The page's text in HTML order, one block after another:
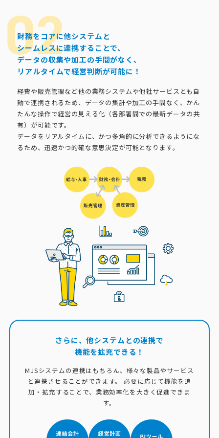
財務をコアに他システムと
シームレスに連携することで、
データの収集や加工の手間がなく、
リアルタイムで経営判断が可能に！
経費や販売管理など他の業務システムや他社サービスとも自
動で連携されるため、データの集計や加工の手間なく、かん
たんな操作で経営の見える化（各部署間での最新データの共
有）が可能です。
データをリアルタイムに、かつ多角的に分析できるようにな
るため、迅速かつ的確な意思決定が可能となります。
さらに、他システムとの連携で
機能を拡充できる！
MJSシステムの連携はもちろん、様々な製品やサービス
と連携させることができます。
必要に応じて機能を追
加・拡充することで、業務効率化を大きく促進できま
す。